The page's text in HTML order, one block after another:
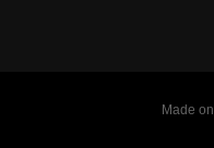
Made on